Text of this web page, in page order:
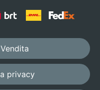
privacy